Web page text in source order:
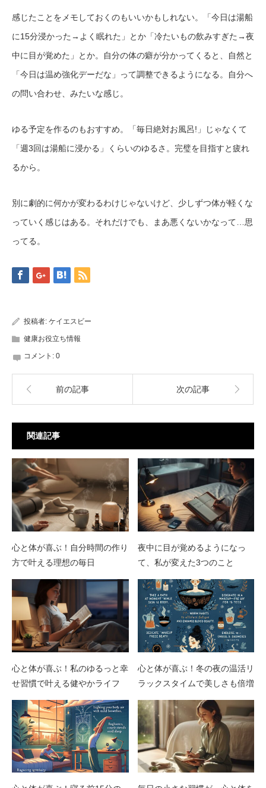
感じたことをメモしておくのもいいかもしれない。「今日は湯船
に15分浸かった→よく眠れた」とか「冷たいもの飲みすぎた→夜
中に目が覚めた」とか。自分の体の癖が分かってくると、自然と
「今日は温め強化デーだな」って調整できるようになる。自分へ
の問い合わせ、みたいな感じ。
ゆる予定を作るのもおすすめ。「毎日絶対お風呂!」じゃなくて
「週3回は湯船に浸かる」くらいのゆるさ。完璧を目指すと疲れ
るから。
別に劇的に何かが変わるわけじゃないけど、少しずつ体が軽くな
っていく感じはある。それだけでも、まあ悪くないかなって…思
ってる。
投稿者: ケイエスビー
健康お役立ち情報
コメント: 0
前の記事 次の記事
関連記事
心と体が喜ぶ！自分時間の作り
方で叶える理想の毎日
夜中に目が覚めるようになっ
て、私が変えた3つのこと
心と体が喜ぶ！私のゆるっと幸
せ習慣で叶える健やかライフ
心と体が喜ぶ！冬の夜の温活リ
ラックスタイムで美しさも倍増